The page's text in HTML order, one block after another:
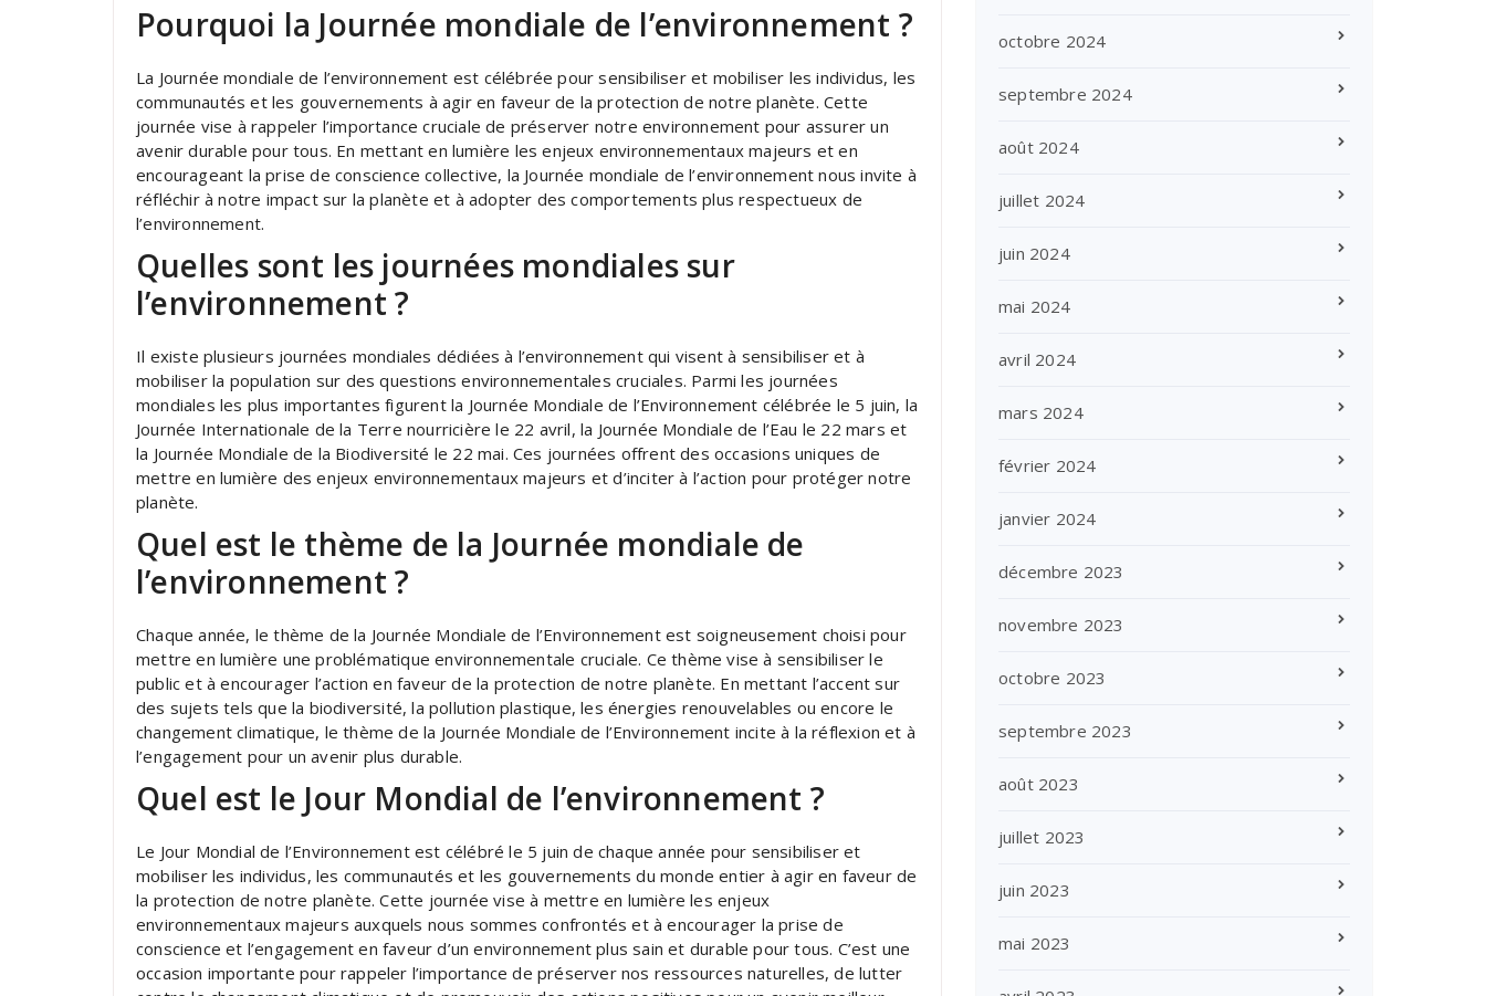
Pourquoi la Journée mondiale de l’environnement ?
La Journée mondiale de l’environnement est célébrée pour sensibiliser et mobiliser les individus, les
communautés et les gouvernements à agir en faveur de la protection de notre planète. Cette
journée vise à rappeler l’importance cruciale de préserver notre environnement pour assurer un
avenir durable pour tous. En mettant en lumière les enjeux environnementaux majeurs et en
encourageant la prise de conscience collective, la Journée mondiale de l’environnement nous invite à
réfléchir à notre impact sur la planète et à adopter des comportements plus respectueux de
l’environnement.
Quelles sont les journées mondiales sur
l’environnement ?
Il existe plusieurs journées mondiales dédiées à l’environnement qui visent à sensibiliser et à
mobiliser la population sur des questions environnementales cruciales. Parmi les journées
mondiales les plus importantes figurent la Journée Mondiale de l’Environnement célébrée le 5 juin, la
Journée Internationale de la Terre nourricière le 22 avril, la Journée Mondiale de l’Eau le 22 mars et
la Journée Mondiale de la Biodiversité le 22 mai. Ces journées offrent des occasions uniques de
mettre en lumière des enjeux environnementaux majeurs et d’inciter à l’action pour protéger notre
planète.
Quel est le thème de la Journée mondiale de
l’environnement ?
Chaque année, le thème de la Journée Mondiale de l’Environnement est soigneusement choisi pour
mettre en lumière une problématique environnementale cruciale. Ce thème vise à sensibiliser le
public et à encourager l’action en faveur de la protection de notre planète. En mettant l’accent sur
des sujets tels que la biodiversité, la pollution plastique, les énergies renouvelables ou encore le
changement climatique, le thème de la Journée Mondiale de l’Environnement incite à la réflexion et à
l’engagement pour un avenir plus durable.
Quel est le Jour Mondial de l’environnement ?
Le Jour Mondial de l’Environnement est célébré le 5 juin de chaque année pour sensibiliser et
mobiliser les individus, les communautés et les gouvernements du monde entier à agir en faveur de
la protection de notre planète. Cette journée vise à mettre en lumière les enjeux
environnementaux majeurs auxquels nous sommes confrontés et à encourager la prise de
conscience et l’engagement en faveur d’un environnement plus sain et durable pour tous. C’est une
occasion importante pour rappeler l’importance de préserver nos ressources naturelles, de lutter
octobre 2024
septembre 2024
août 2024
juillet 2024
juin 2024
mai 2024
avril 2024
mars 2024
février 2024
janvier 2024
décembre 2023
novembre 2023
octobre 2023
septembre 2023
août 2023
juillet 2023
juin 2023
mai 2023